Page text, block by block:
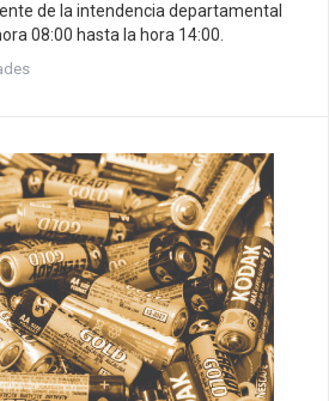
de la intendencia departamental
08:00 hasta la hora 14:00.